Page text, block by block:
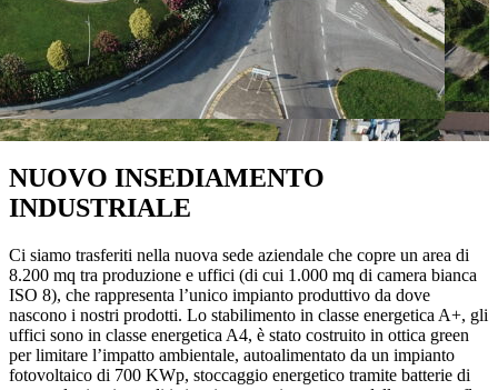
NUOVO INSEDIAMENTO
INDUSTRIALE
Ci siamo trasferiti nella nuova sede aziendale che copre un area di
8.200 mq tra produzione e uffici (di cui 1.000 mq di camera bianca
ISO 8), che rappresenta l’unico impianto produttivo da dove
nascono i nostri prodotti. Lo stabilimento in classe energetica A+, gli
uffici sono in classe energetica A4, è stato costruito in ottica green
per limitare l’impatto ambientale, autoalimentato da un impianto
fotovoltaico di 700 KWp, stoccaggio energetico tramite batterie di